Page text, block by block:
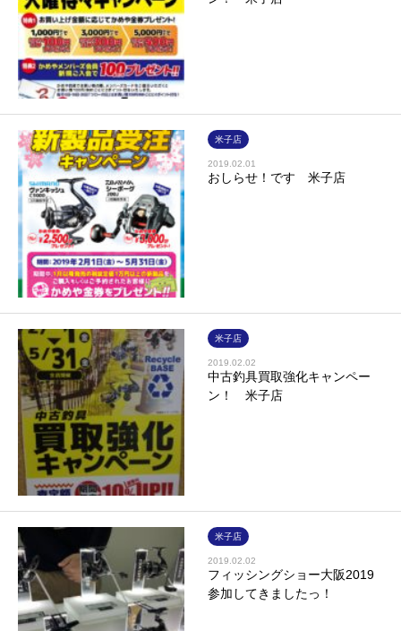
米子店
2019.02.01
おしらせ！です 米子店
米子店
2019.02.02
中古釣具買取強化キャンペー
ン！ 米子店
米子店
2019.02.02
フィッシングショー大阪2019
参加してきましたっ！